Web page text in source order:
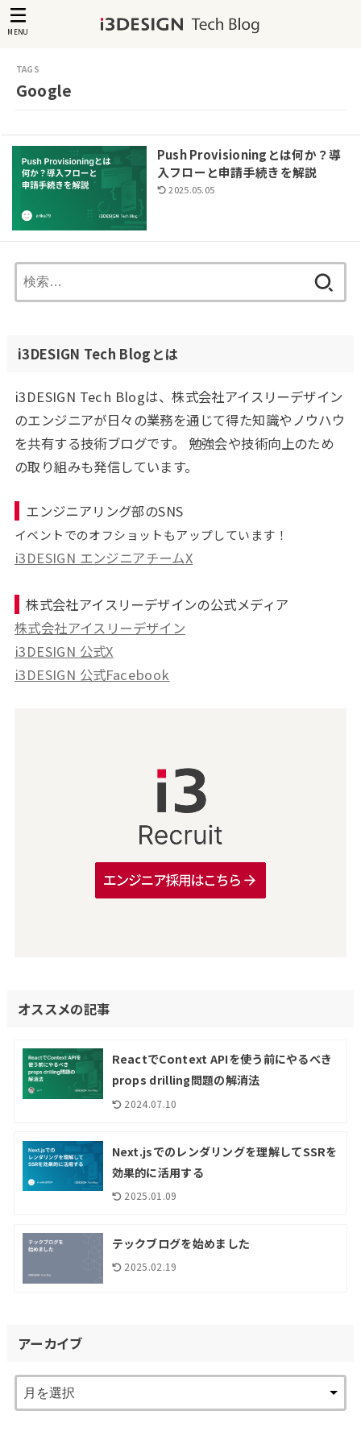
MENU
Google
Push Provisioningとは何か？導
入フローと申請手続きを解説
2025.05.05
索:
i3DESIGN Tech Blogとは
i3DESIGN Tech Blogは、株式会社アイスリーデザイン
のエンジニアが日々の業務を通じて得た知識やノウハウ
を共有する技術ブログです。 勉強会や技術向上のため
の取り組みも発信しています。
エンジニアリング部のSNS
イベントでのオフショットもアップしています！
i3DESIGN エンジニアチームX
株式会社アイスリーデザインの公式メディア
株式会社アイスリーデザイン
i3DESIGN 公式X
i3DESIGN 公式Facebook
オススメの記事
ReactでContext APIを使う前にやるべき
props drilling問題の解消法
2024.07.10
Next.jsでのレンダリングを理解してSSRを
効果的に活用する
2025.01.09
テックブログを始めました
2025.02.19
アーカイブ